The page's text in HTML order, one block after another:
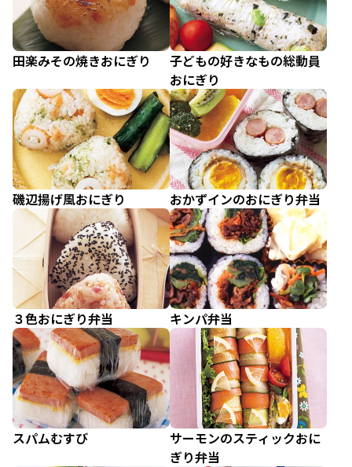
田楽みその焼きおにぎり
子どもの好きなもの総動員
おにぎり
磯辺揚げ風おにぎり おかずインのおにぎり弁当
３色おにぎり弁当 キンパ弁当
スパムむすび
サーモンのスティックおに
ぎり弁当